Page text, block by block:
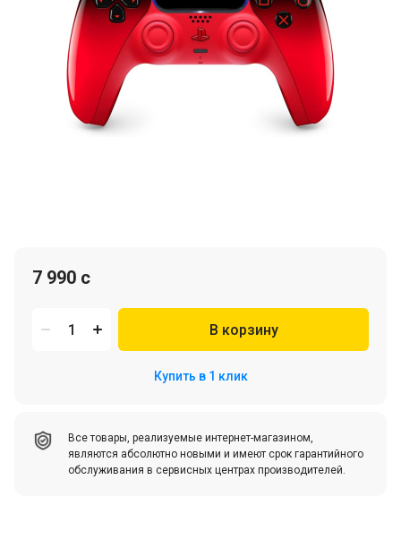
7 990 c
В корзину
Купить в 1 клик
Все товары, реализуемые интернет-магазином,
являются абсолютно новыми и имеют срок гарантийного
обслуживания в сервисных центрах производителей.